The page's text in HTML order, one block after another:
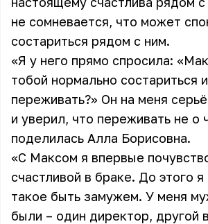
не сомневается, что может
состариться рядом с ним.
«Я у него прямо спросила:
тобой нормально состариться
переживать?» Он на меня
и уверил, что переживать не о
поделилась Алла Борисовна.
«С Максом я впервые
счастливой в браке. До этого я
такое быть замужем. У меня
были – один директор, другой